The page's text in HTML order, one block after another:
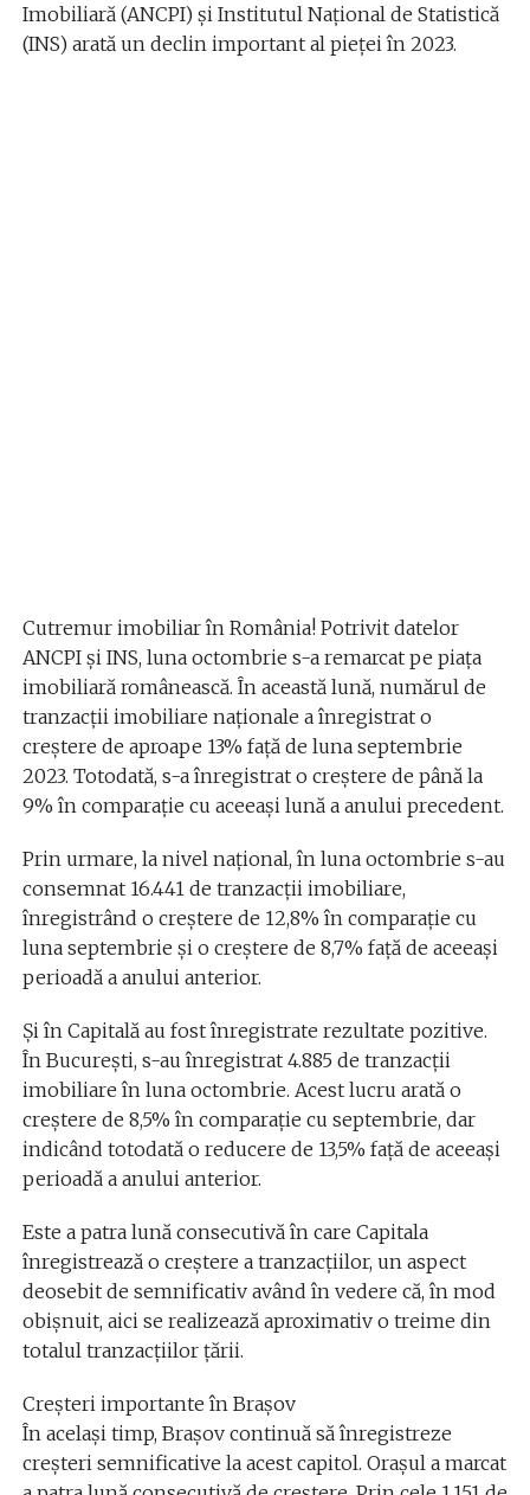
Imobiliară (ANCPI) și Institutul Național de Statistică
(INS) arată un declin important al pieței în 2023.
Cutremur imobiliar în România! Potrivit datelor
ANCPI și INS, luna octombrie s-a remarcat pe piața
imobiliară românească. În această lună, numărul de
tranzacții imobiliare naționale a înregistrat o
creștere de aproape 13% față de luna septembrie
2023. Totodată, s-a înregistrat o creștere de până la
9% în comparație cu aceeași lună a anului precedent.
Prin urmare, la nivel național, în luna octombrie s-au
consemnat 16.441 de tranzacții imobiliare,
înregistrând o creștere de 12,8% în comparație cu
luna septembrie și o creștere de 8,7% față de aceeași
perioadă a anului anterior.
Și în Capitală au fost înregistrate rezultate pozitive.
În București, s-au înregistrat 4.885 de tranzacții
imobiliare în luna octombrie. Acest lucru arată o
creștere de 8,5% în comparație cu septembrie, dar
indicând totodată o reducere de 13,5% față de aceeași
perioadă a anului anterior.
Este a patra lună consecutivă în care Capitala
înregistrează o creștere a tranzacțiilor, un aspect
deosebit de semnificativ având în vedere că, în mod
obișnuit, aici se realizează aproximativ o treime din
totalul tranzacțiilor țării.
Creșteri importante în Brașov
În același timp, Brașov continuă să înregistreze
creșteri semnificative la acest capitol. Orașul a marcat